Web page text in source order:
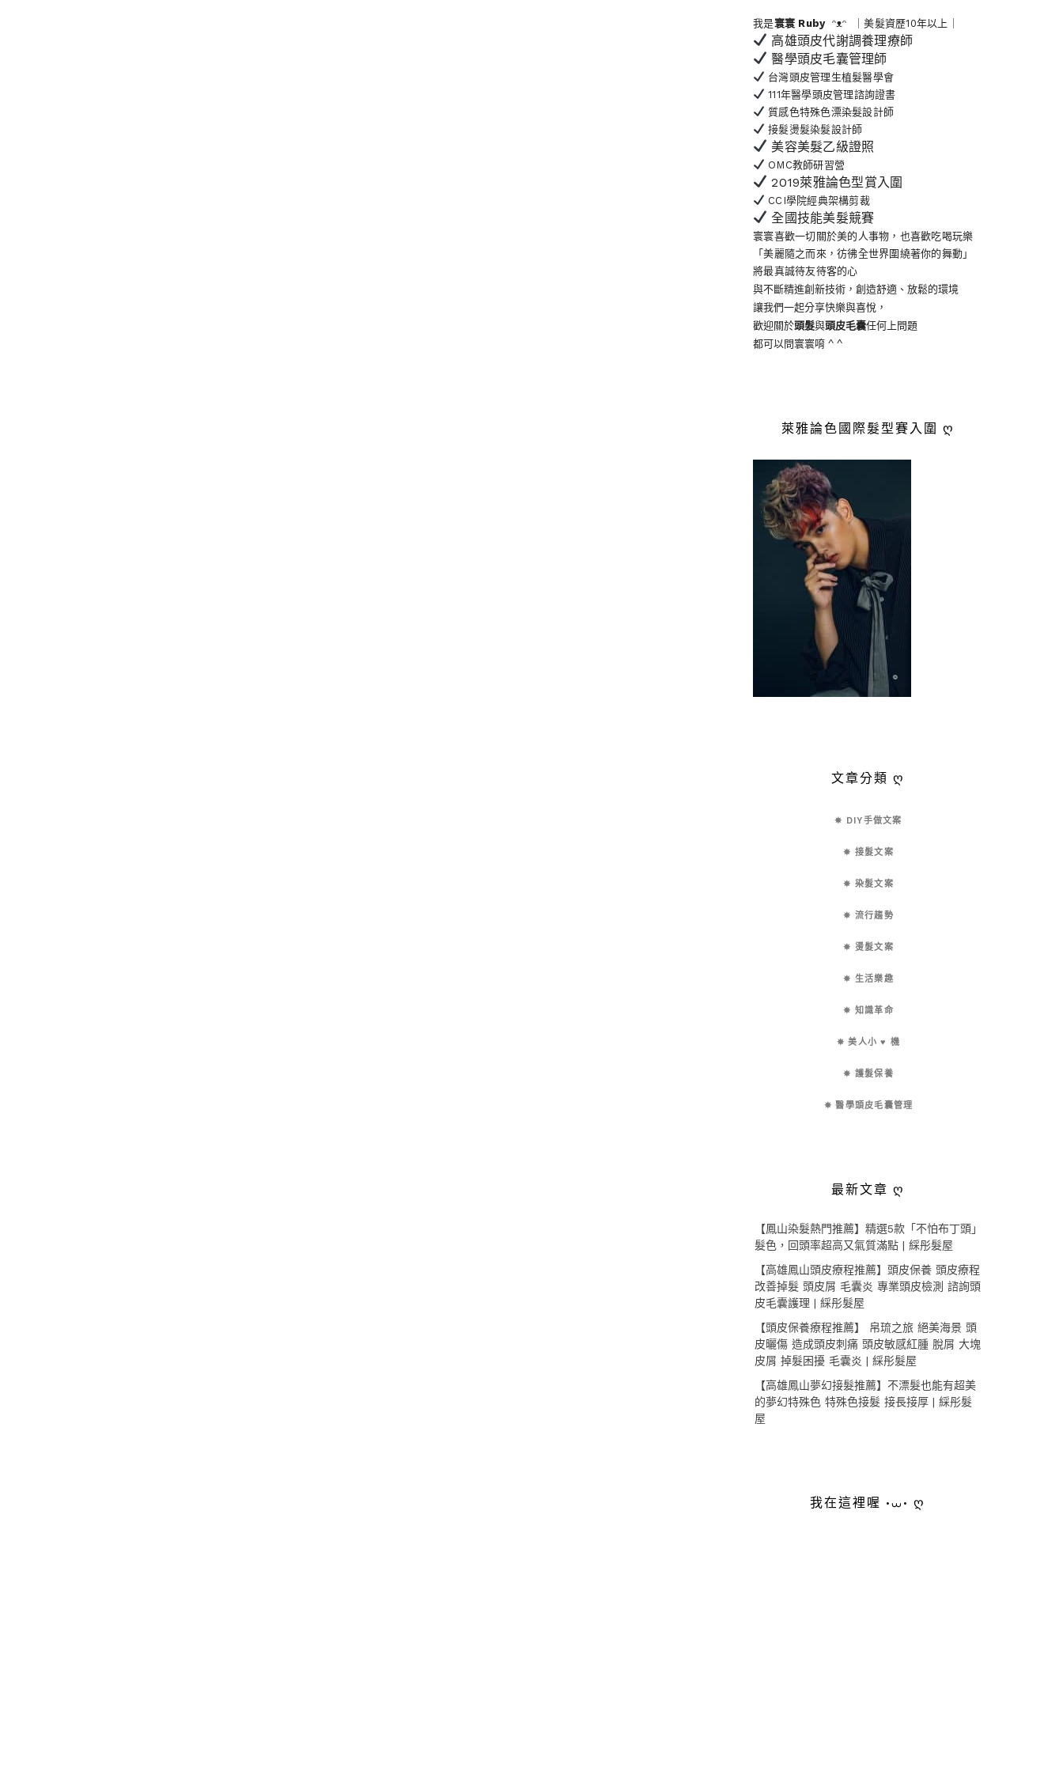
我是寰寰 Ruby ᵔᴥᵔ ｜美髮資歷10年以上｜
高雄頭皮代謝調養理療師
醫學頭皮毛囊管理師
台灣頭皮管理生植髮醫學會
111年醫學頭皮管理諮詢證書
質感色特殊色漂染髮設計師
接髮燙髮染髮設計師
美容美髮乙級證照
OMC教師研習營
2019萊雅論色型賞入圍
CCI學院經典架構剪裁
全國技能美髮競賽
寰寰喜歡一切關於美的人事物 ，也喜歡吃喝玩樂
「美麗隨之而來，彷彿全世界圍繞著你的舞動」
將最真誠待友待客的心
與不斷精進創新技術，創造舒適、放鬆的環境
讓我們一起分享快樂與喜悅，
歡迎關於頭髮與頭皮毛囊任何上問題
都可以問寰寰唷 ^ ^
萊雅論色國際髮型賽入圍 ღ
文章分類 ღ
✵ DIY手做文案
✵ 接髮文案
✵ 染髮文案
✵ 流行趨勢
✵ 燙髮文案
✵ 生活樂趣
✵ 知識革命
✵ 美人小 ♥ 機
✵ 護髮保養
✵ 醫學頭皮毛囊管理
最新文章 ღ
【鳳山染髮熱門推薦】精選5款「不怕布丁頭」
髮色，回頭率超高又氣質滿點 | 綵彤髮屋
【高雄鳳山頭皮療程推薦】頭皮保養 頭皮療程
改善掉髮 頭皮屑 毛囊炎 專業頭皮檢測 諮詢頭
皮毛囊護理 | 綵彤髮屋
【頭皮保養療程推薦】 帛琉之旅 絕美海景 頭
皮曬傷 造成頭皮刺痛 頭皮敏感紅腫 脫屑 大塊
皮屑 掉髮困擾 毛囊炎 | 綵彤髮屋
【高雄鳳山夢幻接髮推薦】不漂髮也能有超美
的夢幻特殊色 特殊色接髮 接長接厚 | 綵彤髮
屋
我在這裡喔 •⩊• ღ